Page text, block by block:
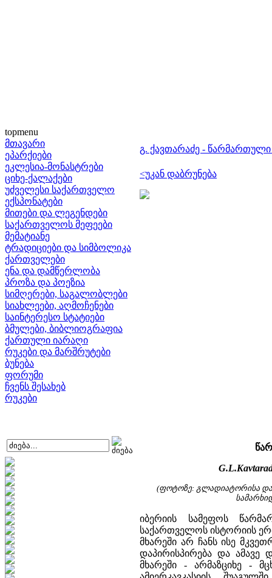
topmenu
მთავარი
ეპარქიები
ეკლესია-მონასტრები
ციხე-ქალაქები
უძველესი საქართველო
ექსპონატები
მითები და ლეგენდები
საქართველოს მეფეები
მემატიანე
ტრადიციები და სიმბოლიკა
ქართველები
ენა და დამწერლობა
პროზა და პოეზია
სიმღერები, საგალობლები
სიახლეები, აღმოჩენები
საინტერესო სტატიები
ბმულები, ბიბლიოგრაფია
ქართული იარაღი
რუკები და მარშრუტები
ბუნება
ფორუმი
ჩვენს შესახებ
რუკები
გ. ქავთარაძე - წარმართული
<უკან დაბრუნება
(ფოტოზე: გლადიატორისა და
იბერიის სამეფოს
საქართველოს ისტორიის
მხარეში არ ჩანს ისე
დაპირისპირება და
მხარეში - არმაზციხე -